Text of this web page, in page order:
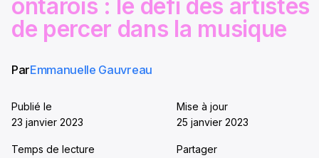
ontarois : le défi des artistes
de percer dans la musique
ParEmmanuelle Gauvreau
Publié le
23 janvier 2023
Mise à jour
25 janvier 2023
Temps de lecture
Partager